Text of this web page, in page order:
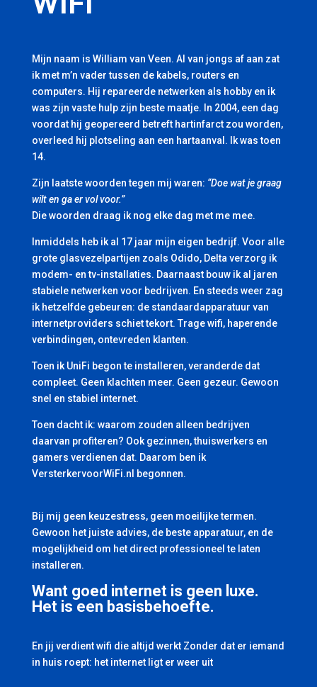
Mijn naam is William van Veen. Al van jongs af aan zat
ik met m’n vader tussen de kabels, routers en
computers. Hij repareerde netwerken als hobby en ik
was zijn vaste hulp zijn beste maatje. In 2004, een dag
voordat hij geopereerd betreft hartinfarct zou worden,
overleed hij plotseling aan een hartaanval. Ik was toen
14.
Zijn laatste woorden tegen mij waren: “Doe wat je graag
wilt en ga er vol voor.”
Die woorden draag ik nog elke dag met me mee.
Inmiddels heb ik al 17 jaar mijn eigen bedrijf. Voor alle
grote glasvezelpartijen zoals Odido, Delta verzorg ik
modem- en tv-installaties. Daarnaast bouw ik al jaren
stabiele netwerken voor bedrijven. En steeds weer zag
ik hetzelfde gebeuren: de standaardapparatuur van
internetproviders schiet tekort. Trage wifi, haperende
verbindingen, ontevreden klanten.
Toen ik UniFi begon te installeren, veranderde dat
compleet. Geen klachten meer. Geen gezeur. Gewoon
snel en stabiel internet.
Toen dacht ik: waarom zouden alleen bedrijven
daarvan profiteren? Ook gezinnen, thuiswerkers en
gamers verdienen dat. Daarom ben ik
VersterkervoorWiFi.nl begonnen.
Bij mij geen keuzestress, geen moeilijke termen.
Gewoon het juiste advies, de beste apparatuur, en de
mogelijkheid om het direct professioneel te laten
installeren.
Want goed internet is geen luxe.
Het is een basisbehoefte.
En jij verdient wifi die altijd werkt Zonder dat er iemand
in huis roept: het internet ligt er weer uit